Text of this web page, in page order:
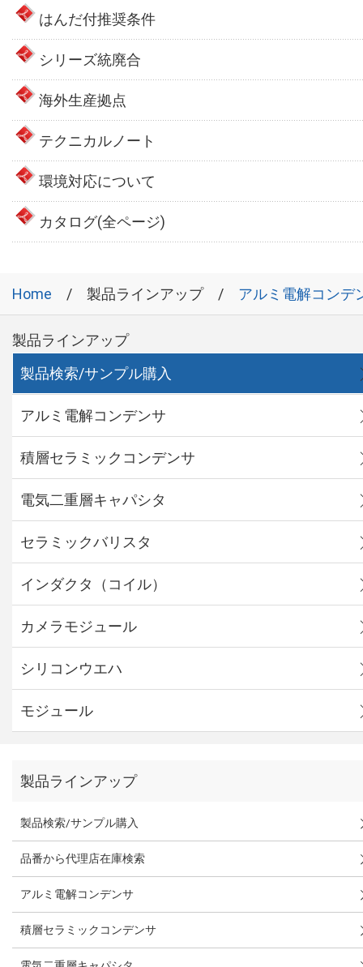
はんだ付推奨条件
シリーズ統廃合
海外生産拠点
テクニカルノート
環境対応について
カタログ(全ページ)
Home 製品ラインアップ アルミ電解コンデ
製品ラインアップ
製品検索/サンプル購入
アルミ電解コンデンサ
積層セラミックコンデンサ
電気二重層キャパシタ
セラミックバリスタ
インダクタ（コイル）
カメラモジュール
シリコンウエハ
モジュール
製品ラインアップ
製品検索/サンプル購入
品番から代理店在庫検索
アルミ電解コンデンサ
積層セラミックコンデンサ